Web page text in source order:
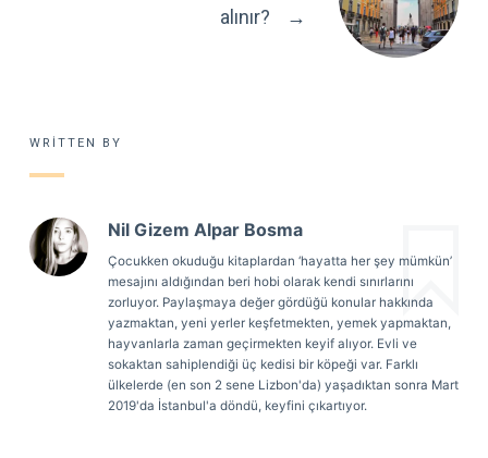
alınır?
→
WRITTEN BY
Nil Gizem Alpar Bosma
Çocukken okuduğu kitaplardan ‘hayatta her şey mümkün’
mesajını aldığından beri hobi olarak kendi sınırlarını
zorluyor. Paylaşmaya değer gördüğü konular hakkında
yazmaktan, yeni yerler keşfetmekten, yemek yapmaktan,
hayvanlarla zaman geçirmekten keyif alıyor. Evli ve
sokaktan sahiplendiği üç kedisi bir köpeği var. Farklı
ülkelerde (en son 2 sene Lizbon'da) yaşadıktan sonra Mart
2019'da İstanbul'a döndü, keyfini çıkartıyor.